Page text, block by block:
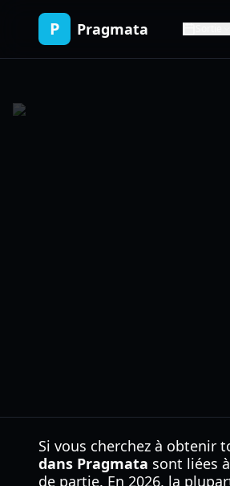
P Pragmata
Si vous cherchez à obtenir
dans Pragmata sont liées
de partie. En 2026, la